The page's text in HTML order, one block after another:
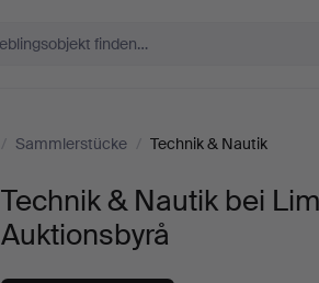
/ Sammlerstücke / Technik & Nautik
Technik & Nautik bei
Auktionsbyrå